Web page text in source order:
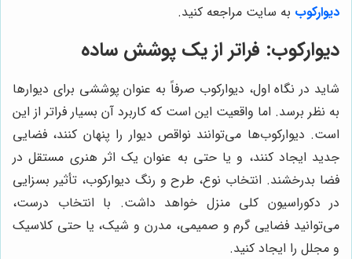
دیوارکوب به سایت مراجعه کنید.
دیوارکوب: فراتر از یک پوشش ساده
شاید در نگاه اول، دیوارکوب صرفاً به عنوان پوششی برای دیوارها
به نظر برسد. اما واقعیت این است که کاربرد آن بسیار فراتر از این
است. دیوارکوب‌ها می‌توانند نواقص دیوار را پنهان کنند، فضایی
جدید ایجاد کنند، و یا حتی به عنوان یک اثر هنری مستقل در
فضا بدرخشند. انتخاب نوع، طرح و رنگ دیوارکوب، تأثیر بسزایی
در دکوراسیون کلی منزل خواهد داشت. با انتخاب درست،
می‌توانید فضایی گرم و صمیمی، مدرن و شیک، یا حتی کلاسیک
و مجلل را ایجاد کنید.